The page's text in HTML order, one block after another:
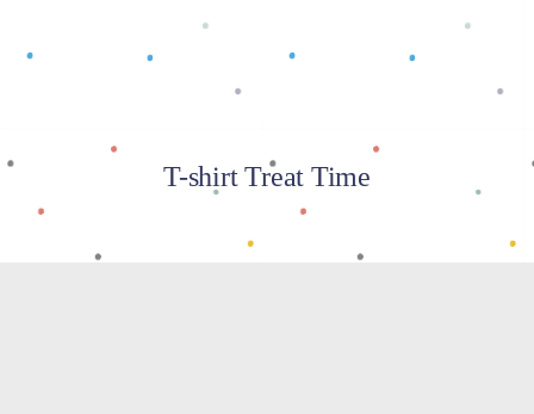
T-shirt Treat Time